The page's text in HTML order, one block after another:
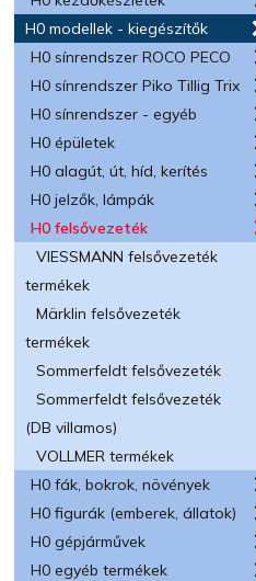
H0 modellek - kiegészítők
H0 sínrendszer ROCO PECO
H0 sínrendszer Piko Tillig Trix
H0 sínrendszer - egyéb
H0 épületek
H0 alagút, út, híd, kerítés
H0 jelzők, lámpák
H0 felsővezeték
VIESSMANN felsővezeték
termékek
Märklin felsővezeték
termékek
Sommerfeldt felsővezeték
Sommerfeldt felsővezeték
(DB villamos)
VOLLMER termékek
H0 fák, bokrok, növények
H0 figurák (emberek, állatok)
H0 gépjárművek
H0 egyéb termékek